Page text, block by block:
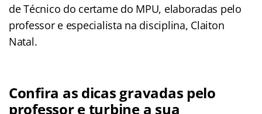
de Técnico do certame do MPU, elaboradas pelo
professor e especialista na disciplina, Claiton
Natal.
Confira as dicas gravadas pelo
professor e turbine a sua